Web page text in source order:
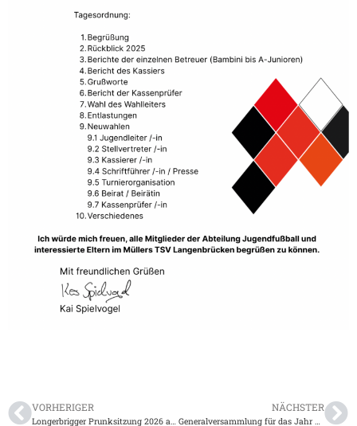
VORHERIGER
Longerbrigger Prunksitzung 2026 am 31.01.2026
NÄCHSTER
Generalversammlung für das Jahr 2025